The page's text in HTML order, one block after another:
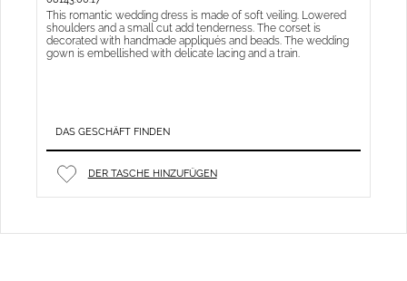
This romantic wedding dress is made of soft veiling. Lowered
shoulders and a small cut add tenderness. The corset is
decorated with handmade appliqués and beads. The wedding
gown is embellished with delicate lacing and a train.
DAS GESCHÄFT FINDEN
DER TASCHE HINZUFÜGEN